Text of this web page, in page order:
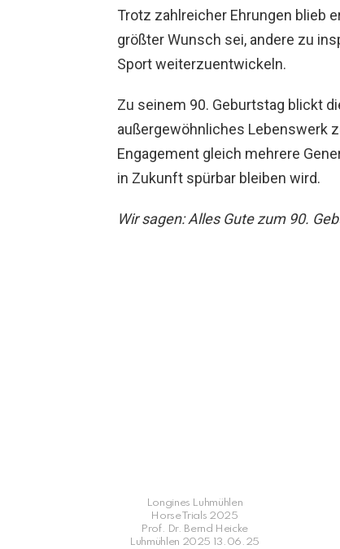
Trotz zahlreicher Ehrungen blieb
größter Wunsch sei, andere zu
Sport weiterzuentwickeln.
Zu seinem 90. Geburtstag blickt
außergewöhnliches Lebenswerk
Engagement gleich mehrere
in Zukunft spürbar bleiben wird.
Wir sagen: Alles Gute zum 90.
Longines Luhmühlen
HorseTrials 2025
Prof. Dr. Bernd Heicke
Luhmühlen 2025 13.06.25